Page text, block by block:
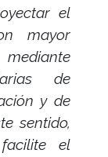
el
mayor
de
y de
sentido,
el